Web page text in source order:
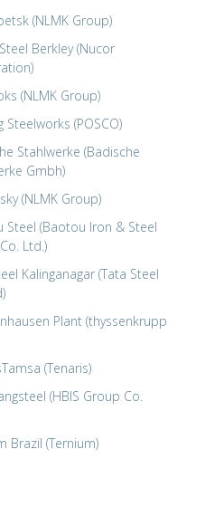
(NLMK Group)
Berkley (Nucor
(NLMK Group)
Steelworks (POSCO)
Stahlwerke (Badische
Gmbh)
(NLMK Group)
Steel (Baotou Iron & Steel
Ltd.)
Kalinganagar (Tata Steel
Plant (thyssenkrupp
(Tenaris)
(HBIS Group Co.
Brazil (Ternium)